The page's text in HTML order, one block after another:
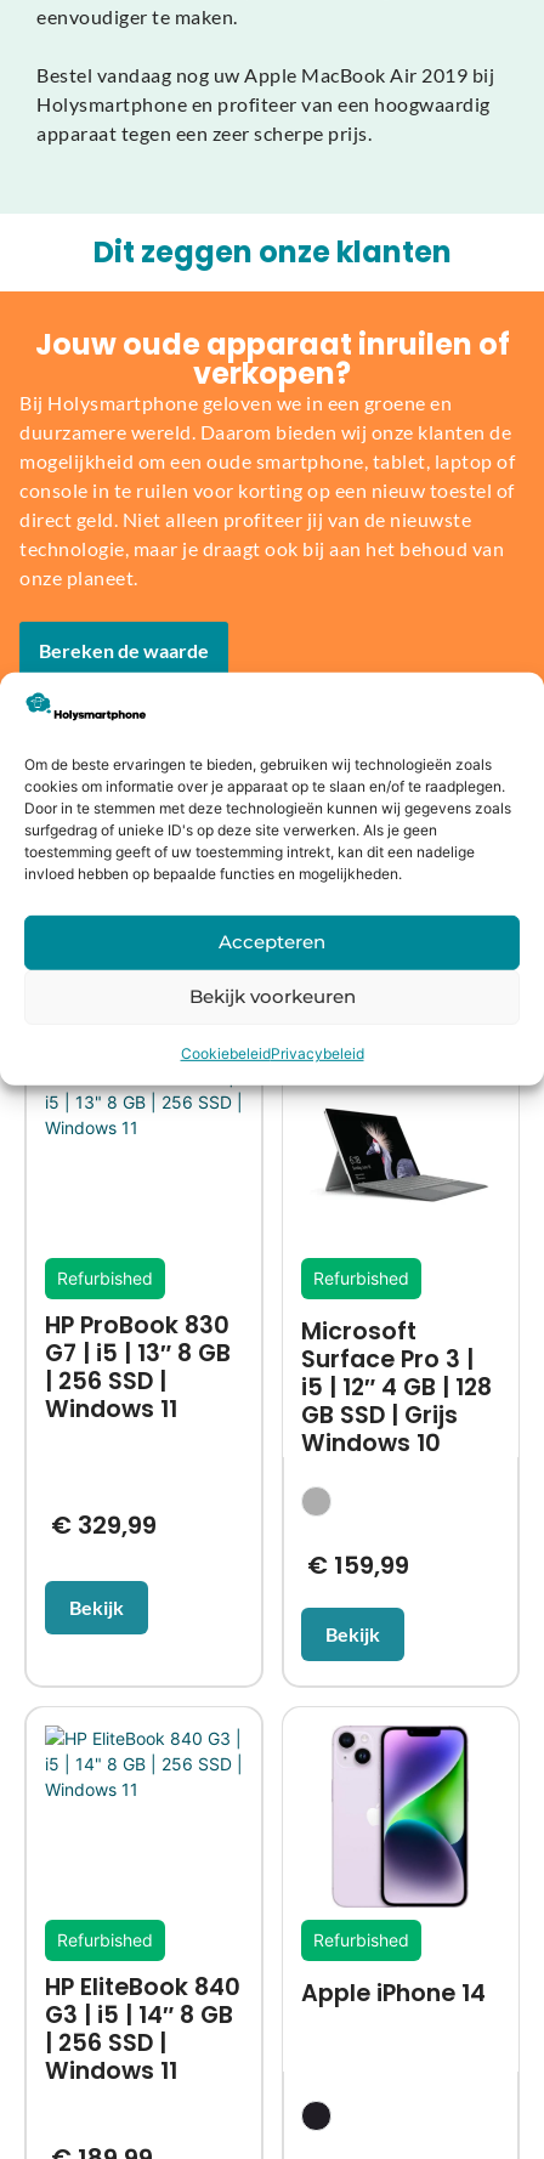
Om de beste ervaringen te bieden, gebruiken wij technologieën zoals
cookies om informatie over je apparaat op te slaan en/of te raadplegen.
Door in te stemmen met deze technologieën kunnen wij gegevens zoals
surfgedrag of unieke ID's op deze site verwerken. Als je geen
toestemming geeft of uw toestemming intrekt, kan dit een nadelige
invloed hebben op bepaalde functies en mogelijkheden.
Accepteren
Bekijk voorkeuren
CookiebeleidPrivacybeleid
eenvoudiger te maken.
Bestel vandaag nog uw Apple MacBook Air 2019 bij
Holysmartphone en profiteer van een hoogwaardig
apparaat tegen een zeer scherpe prijs.
Dit zeggen onze klanten
Jouw oude apparaat inruilen of
verkopen?
Bij Holysmartphone geloven we in een groene en
duurzamere wereld. Daarom bieden wij onze klanten de
mogelijkheid om een oude smartphone, tablet, laptop of
console in te ruilen voor korting op een nieuw toestel of
direct geld. Niet alleen profiteer jij van de nieuwste
technologie, maar je draagt ook bij aan het behoud van
onze planeet.
Bereken de waarde
Voor
16:00
besteld,
morgen
in huis*
14 dagen
bedenkte
rmijn
Fysieke
winkel
Webwink
el
keurmerk
Alternatieven
Refurbished
HP ProBook 830
G7 | i5 | 13″ 8 GB
| 256 SSD |
Windows 11
€329,99
Bekijk
Refurbished
Microsoft
Surface Pro 3 |
i5 | 12″ 4 GB | 128
GB SSD | Grijs
Windows 10
€ 159,99
Bekijk
Refurbished
HP EliteBook 840
G3 | i5 | 14″ 8 GB
| 256 SSD |
Windows 11
Refurbished
Apple iPhone 14